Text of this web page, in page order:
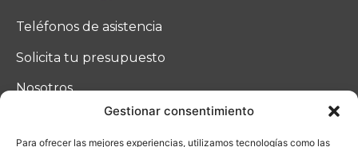
Gestionar consentimiento
Para ofrecer las mejores experiencias, utilizamos tecnologías como las
Teléfonos de asistencia
Solicita tu presupuesto
Nosotros